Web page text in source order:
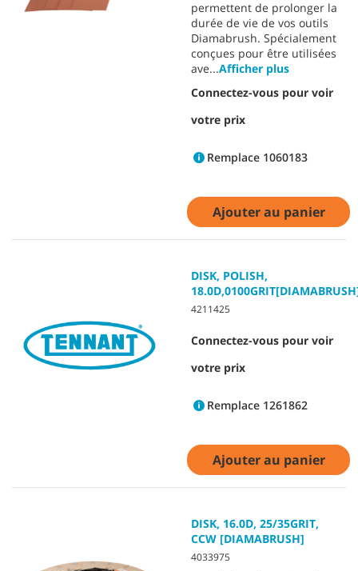
permettent de prolonger la
durée de vie de vos outils
Diamabrush. Spécialement
conçues pour être utilisées
ave...Afficher plus
Connectez-vous pour voir
votre prix
Remplace 1060183
Ajouter au panier
DISK, POLISH,
4211425
Connectez-vous pour voir
votre prix
Remplace 1261862
Ajouter au panier
DISK, 16.0D, 25/35GRIT,
CCW [DIAMABRUSH]
4033975